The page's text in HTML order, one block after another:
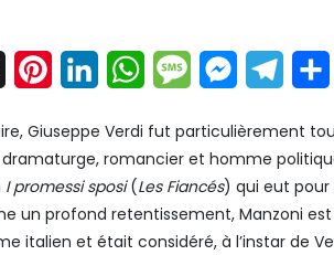
X Pinterest
LinkedInWhatsApp
Message
Giuseppe Verdi fut particulièrement
dramaturge, romancier et homme
I promessi sposi(Les Fiancés) qui eut pour
un profond retentissement, Manzoni est
italien et était considéré, à l’instar de